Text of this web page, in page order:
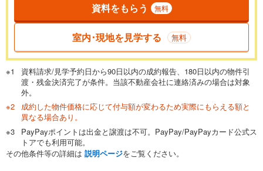
一般的には最長35年まで借り入れ可能です。多くの金融機関
が完済時の年齢は80歳までを条件としています。
閉じる
頭金 万円
0万円 1億2,499万円
自己資金から住宅購入にかけられる金額を入力してくださ
い。一般的には物件価格の2割までが目安です。
閉じる
ボーナス
万円
資料をもらう 無料
室内･現地を見学する 無料
資料請求/見学予約日から90日以内の成約報告、180日以内の物件引
渡・残金決済完了が条件。当該不動産会社に連絡済みの場合は対象
外。
成約した物件価格に応じて付与額が変わるため実際にもらえる額と
異なる場合あり。
PayPayポイントは出金と譲渡は不可。PayPay/PayPayカード公式ス
トアでも利用可能。
その他条件等の詳細は 説明ページをご覧ください。